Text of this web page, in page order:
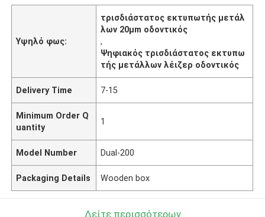
Υψηλό φως:
τρισδιάστατος εκτυπωτής μετάλ
λων 20μm οδοντικός
,
Ψηφιακός τρισδιάστατος εκτυπω
τής μετάλλων λέιζερ οδοντικός
Delivery Time 7-15
Minimum Order Q
uantity
1
Model Number Dual-200
Packaging Details Wooden box
Δείτε περισσότερων